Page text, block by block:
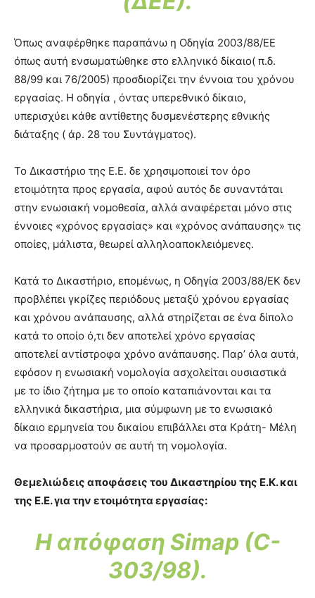
Όπως αναφέρθηκε παραπάνω η Οδηγία 2003/88/ΕΕ
όπως αυτή ενσωματώθηκε στο ελληνικό δίκαιο( π.δ.
88/99 και 76/2005) προσδιορίζει την έννοια του χρόνου
εργασίας. Η οδηγία , όντας υπερεθνικό δίκαιο,
υπερισχύει κάθε αντίθετης δυσμενέστερης εθνικής
διάταξης ( άρ. 28 του Συντάγματος).
Το Δικαστήριο της Ε.Ε. δε χρησιμοποιεί τον όρο
ετοιμότητα προς εργασία, αφού αυτός δε συναντάται
στην ενωσιακή νομοθεσία, αλλά αναφέρεται μόνο στις
έννοιες «χρόνος εργασίας» και «χρόνος ανάπαυσης» τις
οποίες, μάλιστα, θεωρεί αλληλοαποκλειόμενες.
Κατά το Δικαστήριο, επομένως, η Οδηγία 2003/88/ΕΚ δεν
προβλέπει γκρίζες περιόδους μεταξύ χρόνου εργασίας
και χρόνου ανάπαυσης, αλλά στηρίζεται σε ένα δίπολο
κατά το οποίο ό,τι δεν αποτελεί χρόνο εργασίας
αποτελεί αντίστροφα χρόνο ανάπαυσης. Παρ’ όλα αυτά,
εφόσον η ενωσιακή νομολογία ασχολείται ουσιαστικά
με το ίδιο ζήτημα με το οποίο καταπιάνονται και τα
ελληνικά δικαστήρια, μια σύμφωνη με το ενωσιακό
δίκαιο ερμηνεία του δικαίου επιβάλλει στα Κράτη- Μέλη
να προσαρμοστούν σε αυτή τη νομολογία.
Θεμελιώδεις αποφάσεις του Δικαστηρίου της Ε.Κ. και
της Ε.Ε. για την ετοιμότητα εργασίας:
Η απόφαση Simap (C-
303/98).